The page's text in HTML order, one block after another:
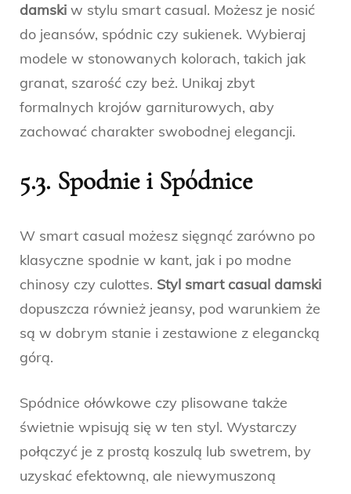
damski w stylu smart casual. Możesz je nosić
do jeansów, spódnic czy sukienek. Wybieraj
modele w stonowanych kolorach, takich jak
granat, szarość czy beż. Unikaj zbyt
formalnych krojów garniturowych, aby
zachować charakter swobodnej elegancji.
5.3. Spodnie i Spódnice
W smart casual możesz sięgnąć zarówno po
klasyczne spodnie w kant, jak i po modne
chinosy czy culottes. Styl smart casual damski
dopuszcza również jeansy, pod warunkiem że
są w dobrym stanie i zestawione z elegancką
górą.
Spódnice ołówkowe czy plisowane także
świetnie wpisują się w ten styl. Wystarczy
połączyć je z prostą koszulą lub swetrem, by
uzyskać efektowną, ale niewymuszoną